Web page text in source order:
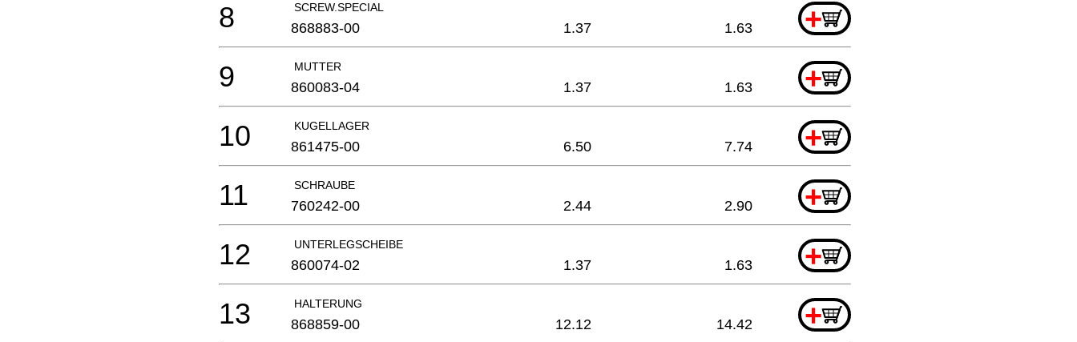
SCREW.SPECIAL +
8 868883-00 1.37 1.63
MUTTER +
9 860083-04 1.37 1.63
KUGELLAGER +
10 861475-00 6.50 7.74
SCHRAUBE +
11 760242-00 2.44 2.90
UNTERLEGSCHEIBE +
12 860074-02 1.37 1.63
HALTERUNG +
13 868859-00 12.12 14.42